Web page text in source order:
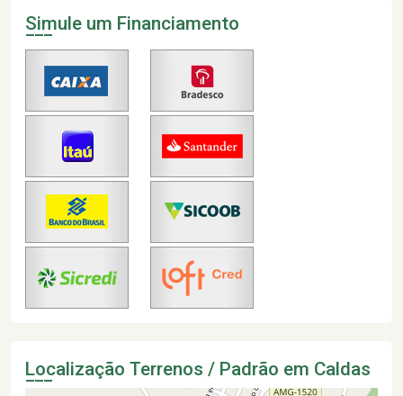
Simule um Financiamento
Localização Terrenos / Padrão em Caldas